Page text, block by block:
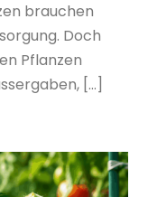
brauchen
Doch
Pflanzen
[…]